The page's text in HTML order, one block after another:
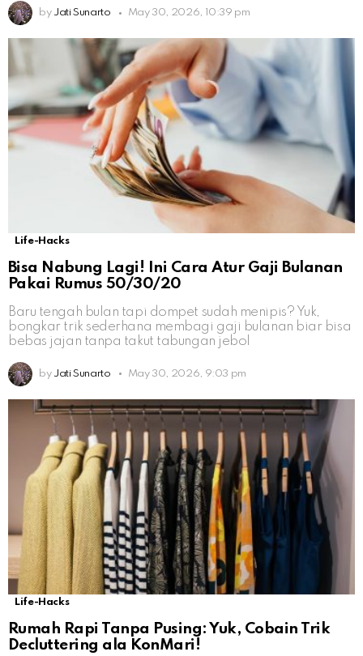
by Jati Sunarto May 30, 2026, 10:39 pm
Life-Hacks
Bisa Nabung Lagi! Ini Cara Atur Gaji Bulanan
Pakai Rumus 50/30/20
Baru tengah bulan tapi dompet sudah menipis? Yuk,
bongkar trik sederhana membagi gaji bulanan biar bisa
bebas jajan tanpa takut tabungan jebol
by Jati Sunarto May 30, 2026, 9:03 pm
Life-Hacks
Rumah Rapi Tanpa Pusing: Yuk, Cobain Trik
Decluttering ala KonMari!